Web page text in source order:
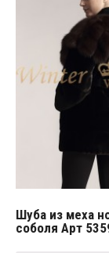
Шуба из меха
соболя Арт